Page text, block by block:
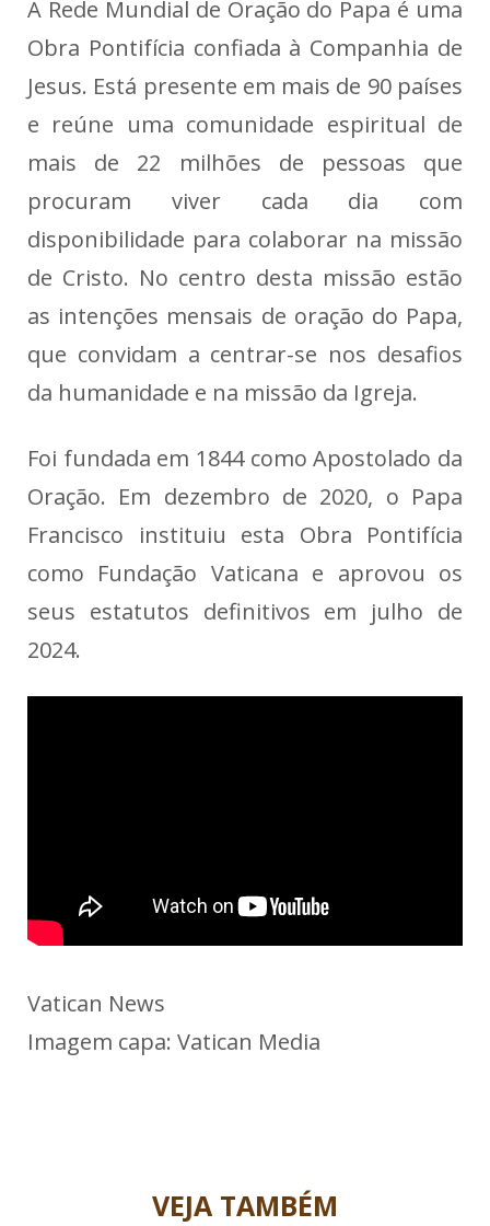
A Rede Mundial de Oração do Papa é uma
Obra Pontifícia confiada à Companhia de
Jesus. Está presente em mais de 90 países
e reúne uma comunidade espiritual de
mais de 22 milhões de pessoas que
procuram viver cada dia com
disponibilidade para colaborar na missão
de Cristo. No centro desta missão estão
as intenções mensais de oração do Papa,
que convidam a centrar-se nos desafios
da humanidade e na missão da Igreja.
Foi fundada em 1844 como Apostolado da
Oração. Em dezembro de 2020, o Papa
Francisco instituiu esta Obra Pontifícia
como Fundação Vaticana e aprovou os
seus estatutos definitivos em julho de
2024.
Vatican News
Imagem capa: Vatican Media
VEJA TAMBÉM